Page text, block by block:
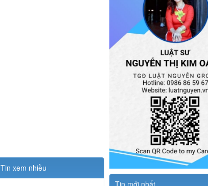
Tin xem nhiều